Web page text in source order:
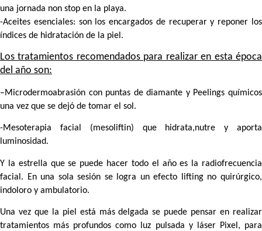
una jornada non stop en la playa.
-Aceites esenciales: son los encargados de recuperar y reponer los
índices de hidratación de la piel.
Los tratamientos recomendados para realizar en esta época
del año son:
–Microdermoabrasión con puntas de diamante y Peelings químicos
una vez que se dejó de tomar el sol.
-Mesoterapia facial
(mesoliftin) que hidrata,nutre y aporta
luminosidad.
Y la estrella que se puede hacer todo el año es la radiofrecuencia
facial . En una sola sesión se logra un efecto lifting no quirúrgico,
indoloro y ambulatorio.
Una vez que la piel está más delgada se puede pensar en realizar
tratamientos más profundos como luz pulsada y láser Pixel, para